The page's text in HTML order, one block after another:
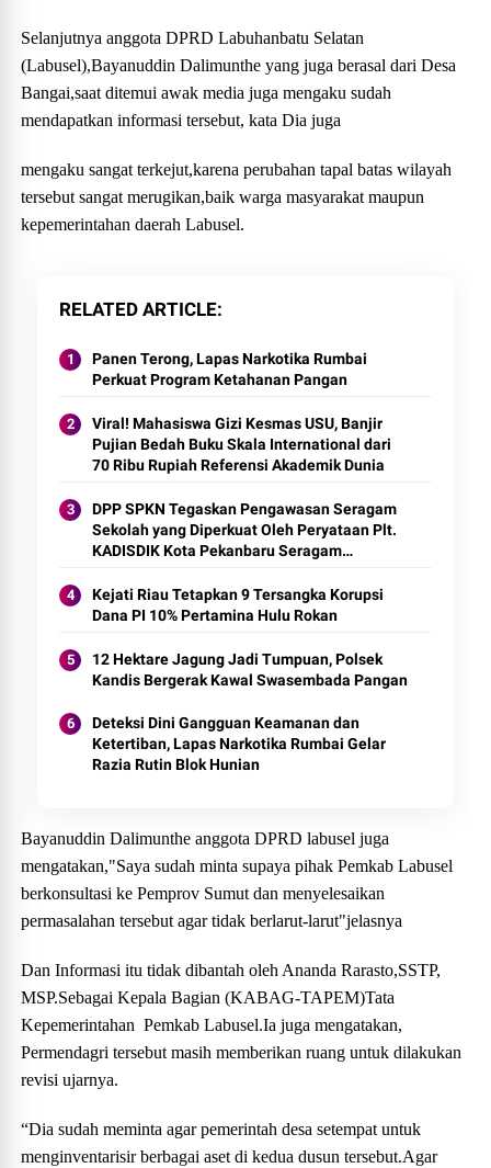
Selanjutnya anggota DPRD Labuhanbatu Selatan
(Labusel),Bayanuddin Dalimunthe yang juga berasal dari Desa
Bangai,saat ditemui awak media juga mengaku sudah
mendapatkan informasi tersebut, kata Dia juga
mengaku sangat terkejut,karena perubahan tapal batas wilayah
tersebut sangat merugikan,baik warga masyarakat maupun
kepemerintahan daerah Labusel.
RELATED ARTICLE
Panen Terong, Lapas Narkotika Rumbai
Perkuat Program Ketahanan Pangan
Viral! Mahasiswa Gizi Kesmas USU, Banjir
Pujian Bedah Buku Skala International dari
70 Ribu Rupiah Referensi Akademik Dunia
DPP SPKN Tegaskan Pengawasan Seragam
Sekolah yang Diperkuat Oleh Peryataan Plt.
KADISDIK Kota Pekanbaru Seragam
Kejati Riau Tetapkan 9 Tersangka Korupsi
Dana PI 10% Pertamina Hulu Rokan
12 Hektare Jagung Jadi Tumpuan, Polsek
Kandis Bergerak Kawal Swasembada Pangan
Deteksi Dini Gangguan Keamanan dan
Ketertiban, Lapas Narkotika Rumbai Gelar
Razia Rutin Blok Hunian
Bayanuddin Dalimunthe anggota DPRD labusel juga
mengatakan,"Saya sudah minta supaya pihak Pemkab Labusel
berkonsultasi ke Pemprov Sumut dan menyelesaikan
permasalahan tersebut agar tidak berlarut-larut"jelasnya
Dan Informasi itu tidak dibantah oleh Ananda Rarasto,SSTP,
MSP.Sebagai Kepala Bagian (KABAG-TAPEM)Tata
Kepemerintahan Pemkab Labusel.Ia juga mengatakan,
Permendagri tersebut masih memberikan ruang untuk dilakukan
revisi ujarnya.
“Dia sudah meminta agar pemerintah desa setempat untuk
menginventarisir berbagai aset di kedua dusun tersebut.Agar